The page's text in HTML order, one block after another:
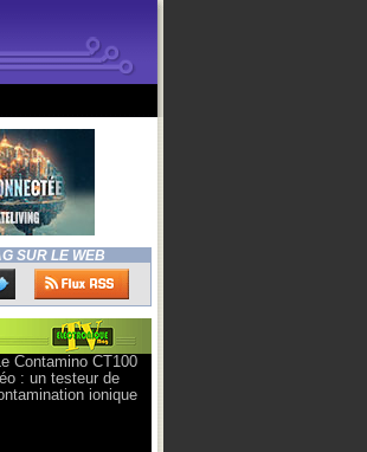
SUR LE WEB
Contamino CT100
: un testeur de
ionique